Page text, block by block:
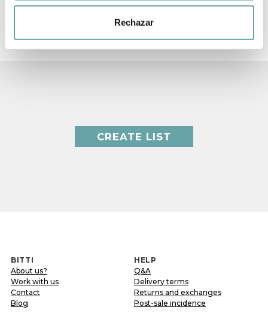
Rechazar
CREATE YOUR BABY LIST
Easy, fast and full of advantages
CREATE LIST
BITTI
About us?
Work with us
Contact
Blog
HELP
Q&A
Delivery terms
Returns and exchanges
Post-sale incidence